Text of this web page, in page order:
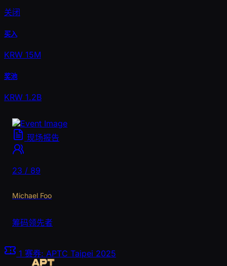
关闭
买入
KRW 15M
奖池
KRW 1.2B
现场报告
23 / 89
Michael Foo
筹码领先者
1 赛券: APTC Taipei 2025